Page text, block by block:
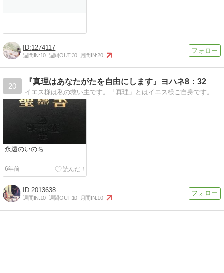
1274117
週間IN:10 週間OUT:30 月間IN:20
20
『真理はあなたがたを自由にします』ヨハネ8：32
イエス様は私の救い主です。「真理」とはイエス様ご自身です。
永遠のいのち
6年前
2013638
週間IN:10 週間OUT:10 月間IN:10